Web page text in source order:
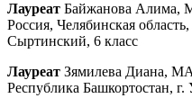
Лауреат Байжанова Алима,
Россия, Челябинская
Сыртинский, 6 класс
Лауреат Зямилева Диана,
Республика Башкортостан, г.